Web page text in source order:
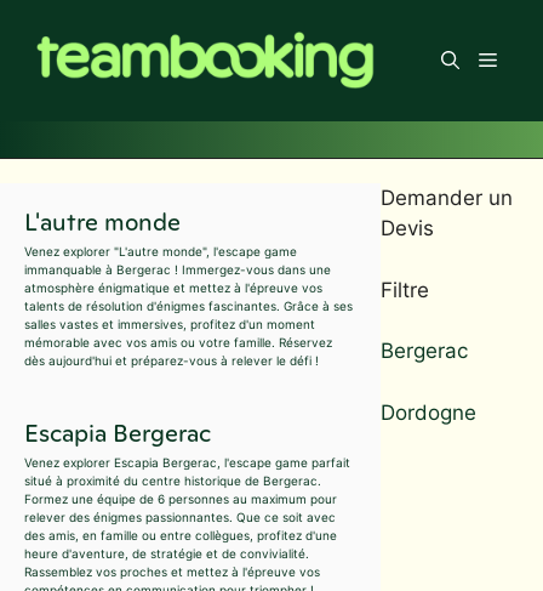
contenu
Menu
L'autre monde
Venez explorer "L'autre monde", l'escape game
immanquable à Bergerac ! Immergez-vous dans une
atmosphère énigmatique et mettez à l'épreuve vos
talents de résolution d'énigmes fascinantes. Grâce à ses
salles vastes et immersives, profitez d'un moment
mémorable avec vos amis ou votre famille. Réservez
dès aujourd'hui et préparez-vous à relever le défi !
Escapia Bergerac
Venez explorer Escapia Bergerac, l'escape game parfait
situé à proximité du centre historique de Bergerac.
Formez une équipe de 6 personnes au maximum pour
relever des énigmes passionnantes. Que ce soit avec
des amis, en famille ou entre collègues, profitez d'une
heure d'aventure, de stratégie et de convivialité.
Rassemblez vos proches et mettez à l'épreuve vos
Demander un
Devis
Filtre
Bergerac
Dordogne